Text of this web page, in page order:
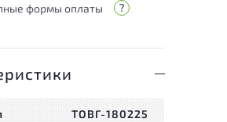
формы оплаты
ТОВГ-180225